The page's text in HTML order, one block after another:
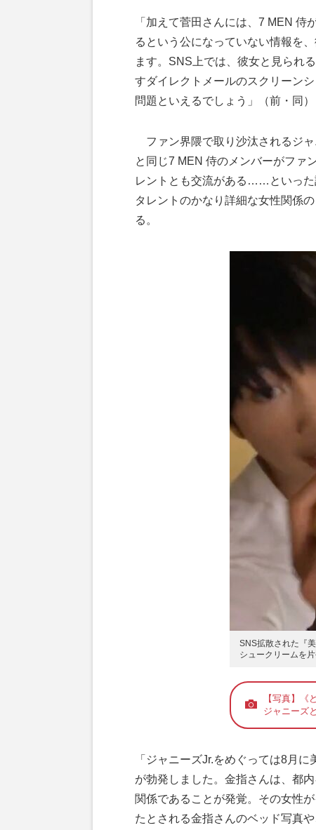
「加えて菅田さんには、7 MEN
るという公になっていない情報を
ます。SNS上では、彼女と見られ
すダイレクトメールのスクリーン
問題といえるでしょう」（前・同）
ファン界隈で取り沙汰されるジ
と同じ7 MEN 侍のメンバーがファ
レントとも交流がある……といった
タレントのかなり詳細な女性関係
る。
SNS拡散された『
シュークリームを
【写真】《
ジャニーズ
「ジャニーズJr.をめぐっては8月
が勃発しました。金指さんは、都
関係であることが発覚。その女性
たとされる金指さんのベッド写真